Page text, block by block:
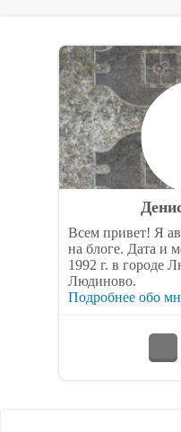
Всем привет! Я
на блоге. Дата и
1992 г. в городе
Людиново.
Подробнее обо